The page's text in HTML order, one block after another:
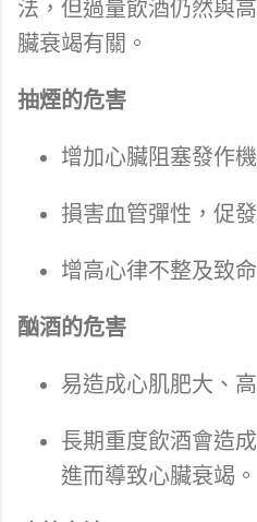
法，但過量飲酒仍然與
臟衰竭有關。
抽煙的危害
增加心臟阻塞發作機
損害血管彈性，促
增高心律不整及致
酗酒的危害
易造成心肌肥大、
長期重度飲酒會造
進而導致心臟衰竭。